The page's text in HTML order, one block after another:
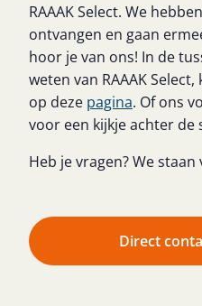
RAAAK Select. We
ontvangen en gaan
hoor je van ons! In de
weten van RAAAK
op deze pagina. Of ons
voor een kijkje achter de
Heb je vragen? We
Direct